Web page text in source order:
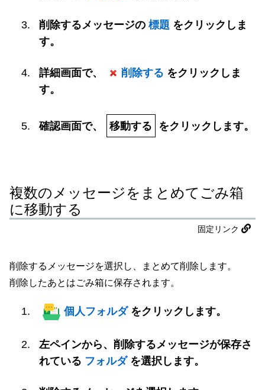
削除するメッセージの 標題 をクリックしま
す。
詳細画面で、 削除する をクリックしま
す。
確認画面で、 移動する をクリックします。
複数のメッセージをまとめてごみ箱
に移動する
固定リンク
削除するメッセージを選択し、まとめて削除します。
削除したあとはごみ箱に保存されます。
個人フォルダ をクリックします。
左ペインから、削除するメッセージが保存さ
れている フォルダ を選択します。